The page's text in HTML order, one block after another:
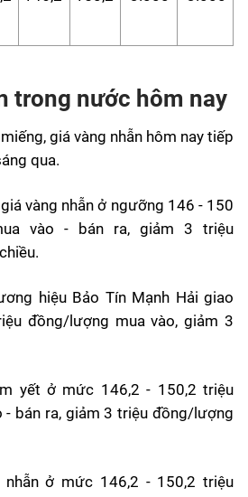
trong nước hôm nay
giá vàng nhẫn hôm nay tiếp
qua.
vàng nhẫn ở ngưỡng 146 - 150
vào - bán ra, giảm 3 triệu
hiệu Bảo Tín Mạnh Hải giao
đồng/lượng mua vào, giảm 3
yết ở mức 146,2 - 150,2 triệu
bán ra, giảm 3 triệu đồng/lượng
nhẫn ở mức 146,2 - 150,2 triệu